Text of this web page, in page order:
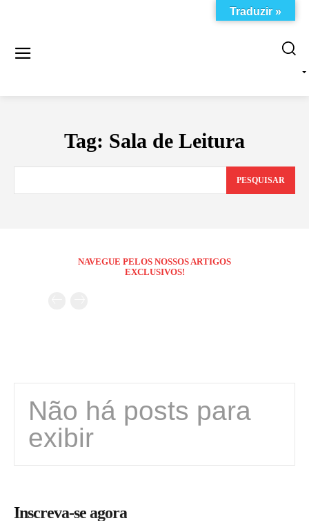
Tag: Sala de Leitura
PESQUISAR
NAVEGUE PELOS NOSSOS ARTIGOS
EXCLUSIVOS!
Não há posts para
exibir
Inscreva-se agora
Traduzir »